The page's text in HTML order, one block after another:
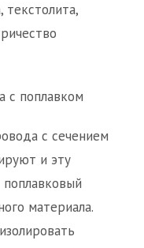
текстолита,
с поплавком
с сечением
и эту
материала.